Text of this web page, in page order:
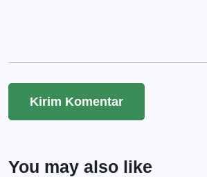
You may also like